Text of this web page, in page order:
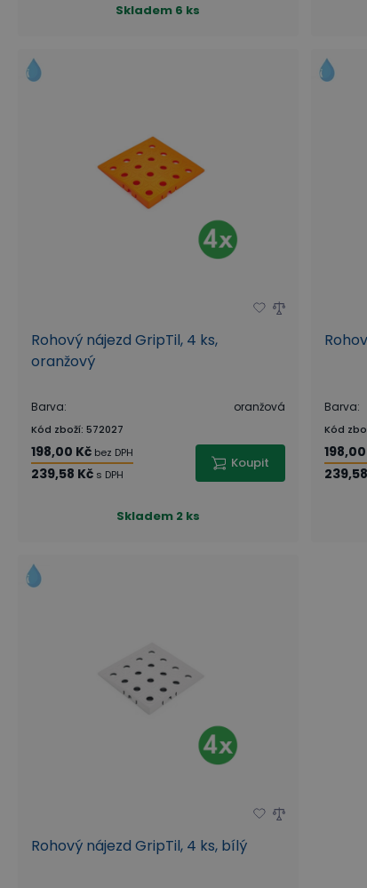
Skladem 6 ks
Rohový nájezd GripTil, 4 ks,
oranžový
Barva: oranžová
Kód zboží: 572027
198,00 Kč bez DPH
239,58 Kč s DPH
Koupit
Skladem 2 ks
Barva:
Kód
Rohový nájezd GripTil, 4 ks, bílý